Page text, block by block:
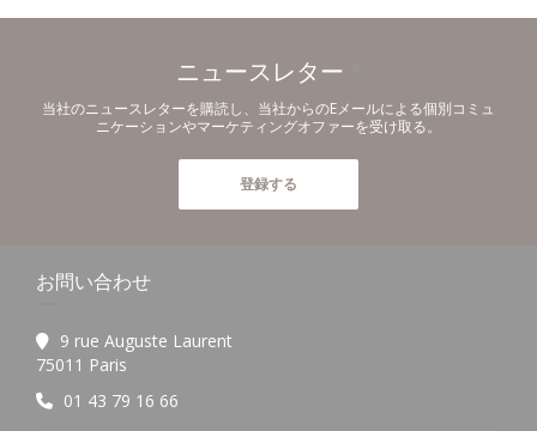
ニュースレター
当社のニュースレターを購読し、当社からのEメールによる個別コミュ
ニケーションやマーケティングオファーを受け取る。
登録する
お問い合わせ
9 rue Auguste Laurent
75011 Paris
01 43 79 16 66